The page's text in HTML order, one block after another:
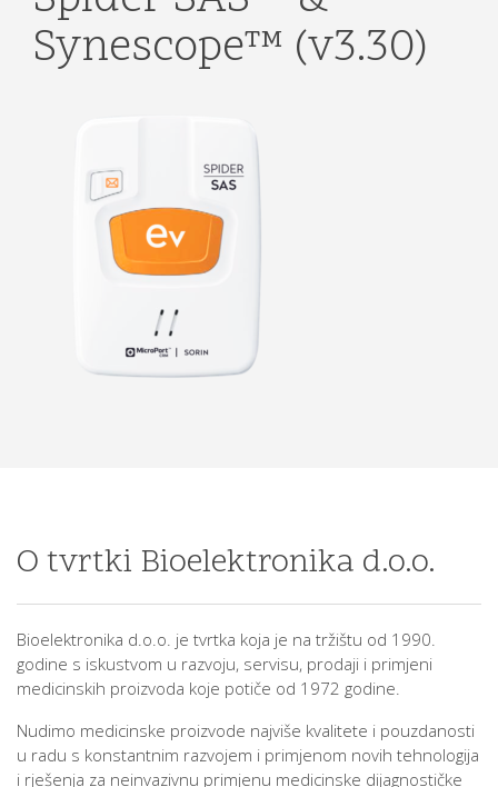
Synescope™ (v3.30)
O tvrtki Bioelektronika d.o.o.
Bioelektronika d.o.o. je tvrtka koja je na tržištu od 1990.
godine s iskustvom u razvoju, servisu, prodaji i primjeni
medicinskih proizvoda koje potiče od 1972 godine.
Nudimo medicinske proizvode najviše kvalitete i pouzdanosti
u radu s konstantnim razvojem i primjenom novih tehnologija
i rješenja za neinvazivnu primjenu medicinske dijagnostičke